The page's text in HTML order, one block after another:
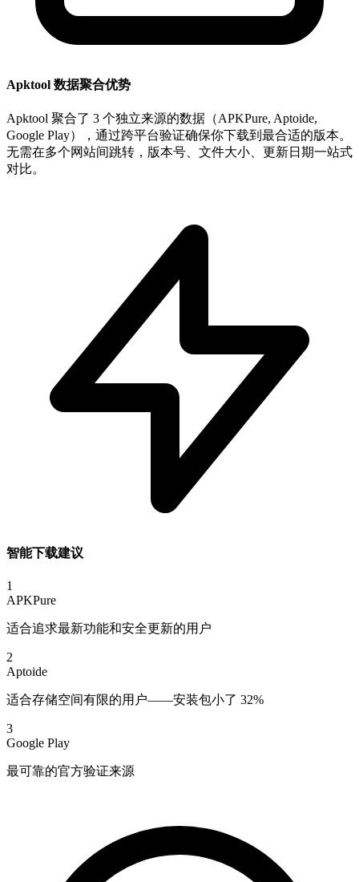
Apktool 数据聚合优势
Apktool 聚合了 3 个独立来源的数据（APKPure, Aptoide,
Google Play），通过跨平台验证确保你下载到最合适的版本。
无需在多个网站间跳转，版本号、文件大小、更新日期一站式
对比。
智能下载建议
1
APKPure
适合追求最新功能和安全更新的用户
2
Aptoide
适合存储空间有限的用户——安装包小了 32%
3
Google Play
最可靠的官方验证来源